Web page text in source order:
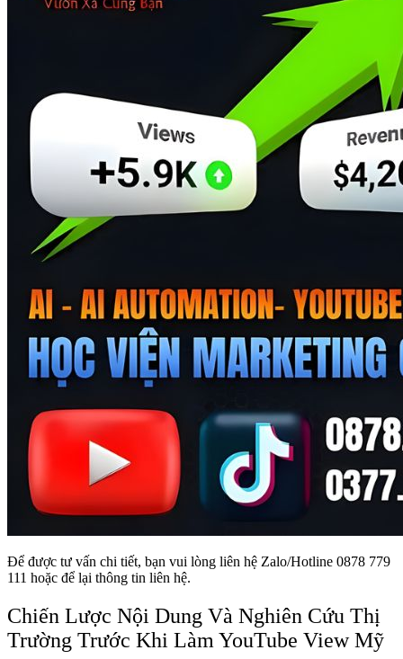
Để được tư vấn chi tiết, bạn vui lòng liên hệ Zalo/Hotline 0878 779
111 hoặc để lại thông tin liên hệ.
Chiến Lược Nội Dung Và Nghiên Cứu Thị
Trường Trước Khi Làm YouTube View Mỹ